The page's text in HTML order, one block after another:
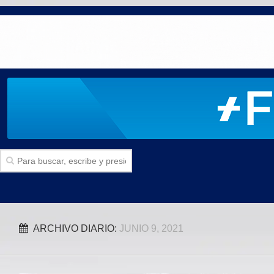
SECCIONES
Politica
ARCHIVO DIARIO: JUNIO 9, 2021